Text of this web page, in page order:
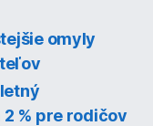
omyly
% pre rodičov